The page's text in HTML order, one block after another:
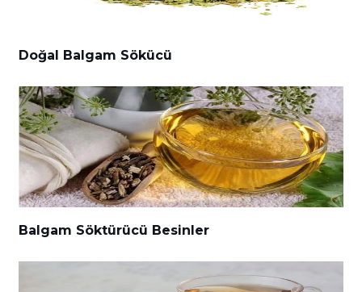
Doğal Balgam Sökücü
Balgam Söktürücü Besinler